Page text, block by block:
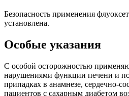
Безопасность применения
установлена.
Особые указания
С особой осторожностью
нарушениями функции печени и
припадках в анамнезе, сердечно-
пациентов с сахарным диабетом